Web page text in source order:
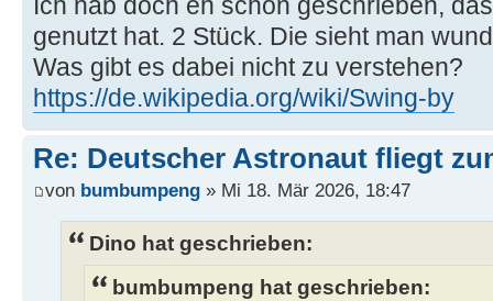
genutzt hat. 2 Stück. Die sieht man
Was gibt es dabei nicht zu verstehen?
https://de.wikipedia.org/wiki/Swing-by
Re: Deutscher Astronaut fliegt
von bumbumpeng » Mi 18. Mär 2026, 18:47
Dino hat geschrieben:
bumbumpeng hat geschrieben: